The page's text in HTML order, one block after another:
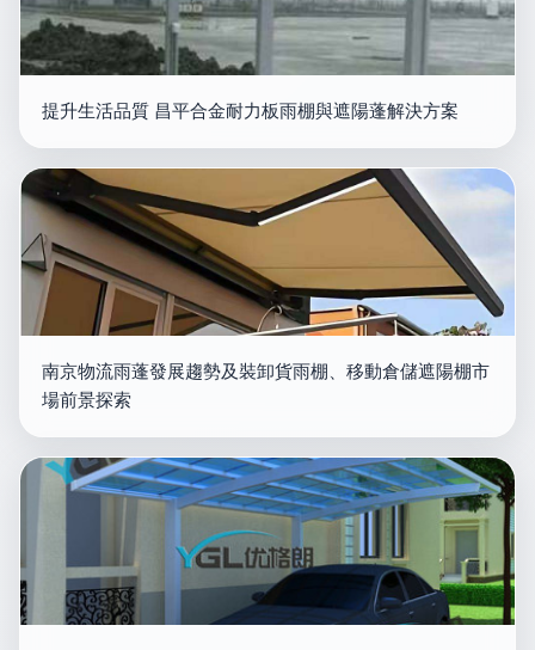
提升生活品質 昌平合金耐力板雨棚與遮陽蓬解決方案
南京物流雨蓬發展趨勢及裝卸貨雨棚、移動倉儲遮陽棚市
場前景探索